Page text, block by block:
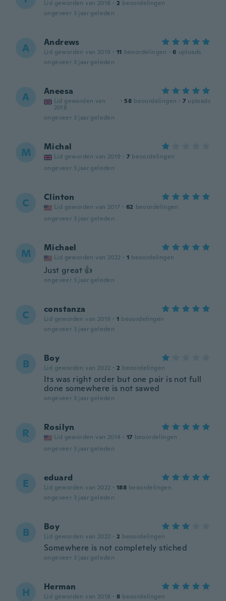
Lid geworden van 2018 · 2 beoordelingen
ongeveer 3 jaar geleden
A Andrews
Lid geworden van 2019 · 11 beoordelingen · 6 uploads
ongeveer 3 jaar geleden
A Aneesa
Lid geworden van
2018
· 58 beoordelingen · 7 uploads
ongeveer 3 jaar geleden
M Michal
Lid geworden van 2019 · 7 beoordelingen
ongeveer 3 jaar geleden
C Clinton
Lid geworden van 2017 · 62 beoordelingen
ongeveer 3 jaar geleden
M Michael
Lid geworden van 2022 · 1 beoordelingen
Just great 👍
ongeveer 3 jaar geleden
C constanza
Lid geworden van 2019 · 1 beoordelingen
ongeveer 3 jaar geleden
B Boy
Lid geworden van 2022 · 2 beoordelingen
Its was right order but one pair is not full
done somewhere is not sawed
ongeveer 3 jaar geleden
R Rosilyn
Lid geworden van 2014 · 17 beoordelingen
ongeveer 3 jaar geleden
E eduard
Lid geworden van 2022 · 188 beoordelingen
ongeveer 3 jaar geleden
B Boy
Lid geworden van 2022 · 2 beoordelingen
Somewhere is not completely stiched
ongeveer 3 jaar geleden
H Herman
Lid geworden van 2018 · 8 beoordelingen